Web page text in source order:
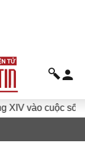
cuộc sống